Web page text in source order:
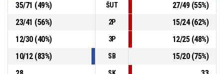
35/71 (49%) ŠUT 27/49(55%)
23/41 (56%) 2P 15/24(62%)
12/30(40%) 3P 12/25(48%)
10/12(83%) SB 15/20(75%)